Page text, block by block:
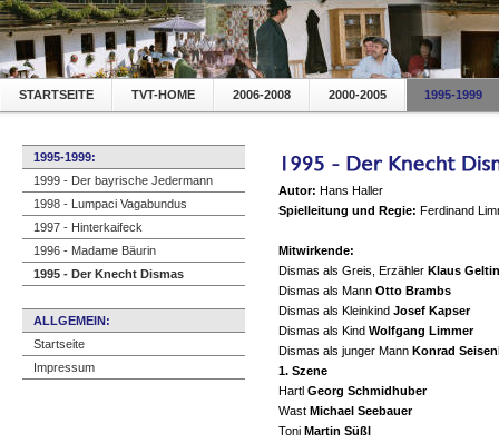
STARTSEITE TVT-HOME 2006-2008 2000-2005 1995-1999
1995-1999:
1999 - Der bayrische Jedermann
1998 - Lumpaci Vagabundus
1997 - Hinterkaifeck
1996 - Madame Bäurin
1995 - Der Knecht Dismas
ALLGEMEIN:
Startseite
Impressum
Autor: Hans Haller
Spielleitung und Regie: Ferdinand
Mitwirkende:
Dismas als Greis, Erzähler Klaus
Dismas als Mann Otto Brambs
Dismas als Kleinkind Josef Kapser
Dismas als Kind Wolfgang Limmer
Dismas als junger Mann Konrad
1. Szene
Hartl Georg Schmidhuber
Wast Michael Seebauer
Toni Martin Süßl